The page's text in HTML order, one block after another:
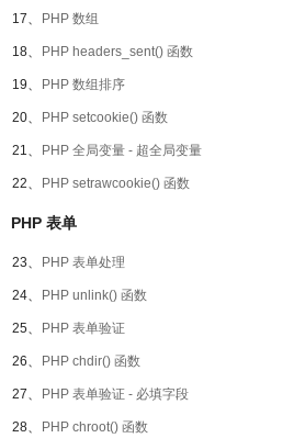
17、 PHP 数组
18、 PHP headers_sent() 函数
19、 PHP 数组排序
20、 PHP setcookie() 函数
21、 PHP 全局变量 - 超全局变量
22、 PHP setrawcookie() 函数
PHP 表单
23、 PHP 表单处理
24、 PHP unlink() 函数
25、 PHP 表单验证
26、 PHP chdir() 函数
27、 PHP 表单验证 - 必填字段
28、 PHP chroot() 函数